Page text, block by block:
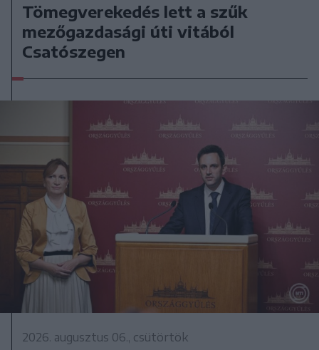
Tömegverekedés lett a szűk
mezőgazdasági úti vitából
Csatószegen
2026. augusztus 06., csütörtök